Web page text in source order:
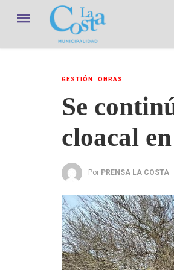
GESTIÓN OBRAS
Se
cloacal
Por PRENSA LA COSTA